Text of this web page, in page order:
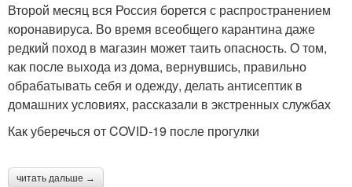
Второй месяц вся Россия борется с распространением
коронавируса. Во время всеобщего карантина даже
редкий поход в магазин может таить опасность. О том,
как после выхода из дома, вернувшись, правильно
обрабатывать себя и одежду, делать антисептик в
домашних условиях, рассказали в экстренных службах
Как уберечься от COVID-19 после прогулки
читать дальше →